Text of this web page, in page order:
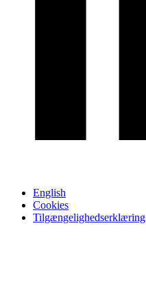
English
Cookies
Tilgængelighedserklæring